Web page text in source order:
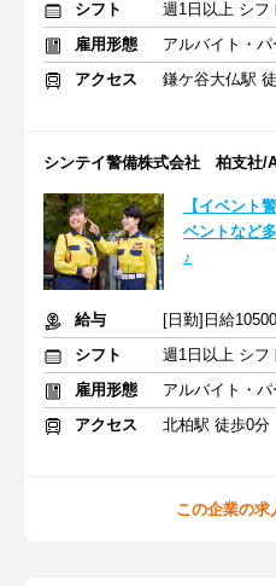
シフト
週1日以上 シフ
雇用形態
アルバイト・パ
アクセス
鎌ケ谷大仏駅
シンテイ警備株式会社 柏支社/
【イベント
ベントなど
♪
給与
シフト
週1日以上 シフ
雇用形態
アルバイト・パ
アクセス
北柏駅 徒歩0分
この企業の求